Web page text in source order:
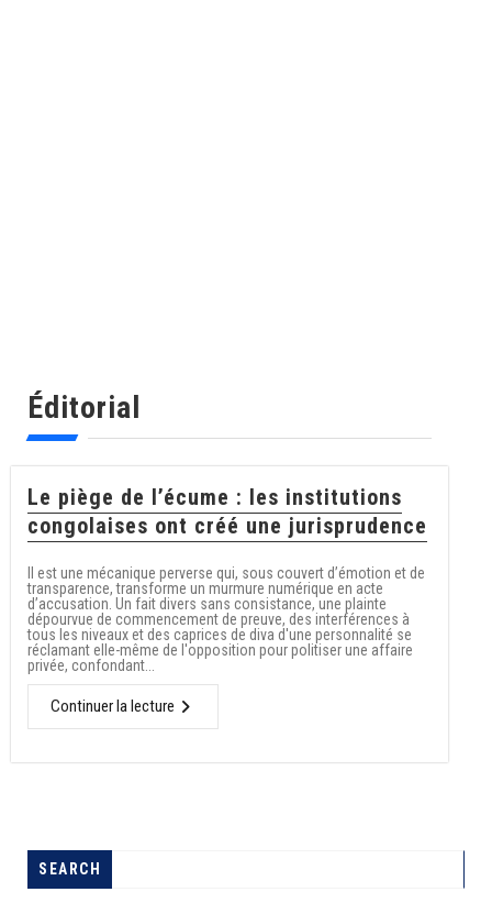
Éditorial
Le piège de l’écume : les institutions
congolaises ont créé une jurisprudence
Il est une mécanique perverse qui, sous couvert d’émotion et de
transparence, transforme un murmure numérique en acte
d’accusation. Un fait divers sans consistance, une plainte
dépourvue de commencement de preuve, des interférences à
tous les niveaux et des caprices de diva d'une personnalité se
réclamant elle-même de l'opposition pour politiser une affaire
privée, confondant...
Continuer la lecture
SEARCH